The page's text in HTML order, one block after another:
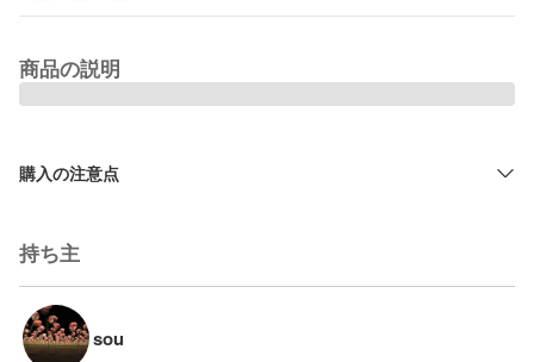
商品の説明
購入の注意点
持ち主
sou